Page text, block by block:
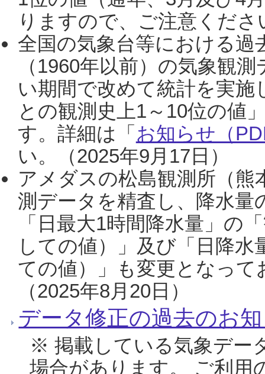
りますので、ご注意くだ
全国の気象台等における過
（1960年以前）の気象観
い期間で改めて統計を実
との観測史上1～10位の値
す。詳細は「 お知らせ（
い。（2025年9月17日）
アメダスの松島観測所（熊
測データを精査し、降水
「日最大1時間降水量」の
しての値）」及び「日降
ての値）」も変更となっ
（2025年8月20日）
データ修正の過去のお
※ 掲載している気象デー
場合があります。 ご利用